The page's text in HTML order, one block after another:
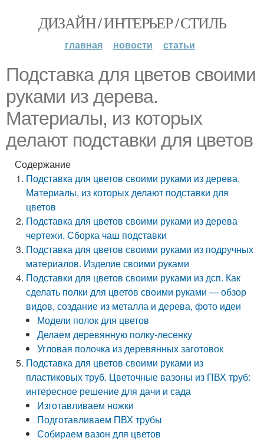
ДИЗАЙН / ИНТЕРЬЕР / СТИЛЬ
главная новости статьи
Подставка для цветов своими
руками из дерева.
Материалы, из которых
делают подставки для цветов
Содержание
Подставка для цветов своими руками из дерева.
Материалы, из которых делают подставки для
цветов
Подставка для цветов своими руками из дерева
чертежи. Сборка чаш подставки
Подставка для цветов своими руками из подручных
материалов. Изделие своими руками
Подставки для цветов своими руками из дсп. Как
сделать полки для цветов своими руками — обзор
видов, создание из металла и дерева, фото идеи
Модели полок для цветов
Делаем деревянную полку-лесенку
Угловая полочка из деревянных заготовок
Подставка для цветов своими руками из
пластиковых труб. Цветочные вазоны из ПВХ труб:
интересное решение для дачи и сада
Изготавливаем ножки
Подготавливаем ПВХ трубы
Собираем вазон для цветов